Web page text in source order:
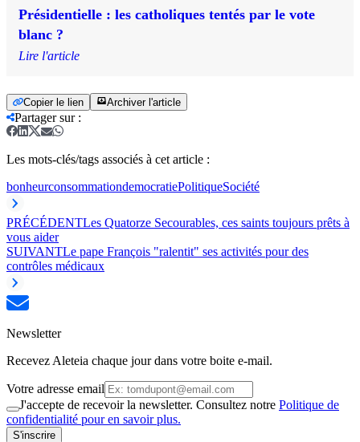
Présidentielle : les catholiques tentés par le vote
blanc ?
Lire l'article
Copier le lien Archiver l'article
Partager sur:
Les mots-clés/tags associés à cet article :
bonheurconsommationdemocratiePolitiqueSociété
PRÉCÉDENTLes Quatorze Secourables, ces saints toujours prêts à
vous aider
SUIVANTLe pape François "ralentit" ses activités pour des
contrôles médicaux
Newsletter
Recevez Aleteia chaque jour dans votre boite e-mail.
Votre adresse email
J'accepte de recevoir la newsletter. Consultez notre Politique de
confidentialité pour en savoir plus.
S'inscrire